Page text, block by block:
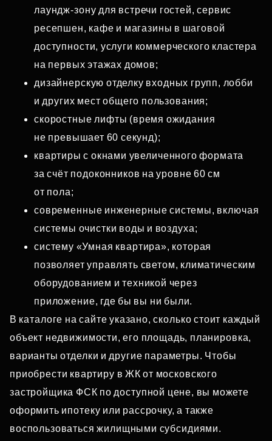
лаундж‑зону для встречи гостей, сервис
ресепшен, кафе и магазины в шаговой
доступности, услуги коммерческого кластера
на первых этажах домов;
дизайнерскую отделку входных групп, лобби
и других мест общего пользования;
скоростные лифты (время ожидания
не превышает 60 секунд);
квартиры с окнами увеличенного формата
за счёт подоконников на уровне 60 см
от пола;
современные инженерные системы, включая
системы очистки воды и воздуха;
систему «Умная квартира», которая
позволяет управлять светом, климатическим
оборудованием и техникой через
приложение, где бы вы ни были.
В каталоге на сайте указано, сколько стоит каждый
объект недвижимости, его площадь, планировка,
варианты отделки и другие параметры. Чтобы
приобрести квартиру в ЖК от московского
застройщика ФСК по доступной цене, вы можете
оформить ипотеку или рассрочку, а также
воспользоваться жилищными субсидиями.